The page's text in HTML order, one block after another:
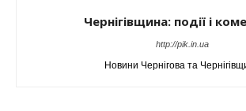
Чернігівщина: події і
http://pik.in.ua
Новини Чернігова та